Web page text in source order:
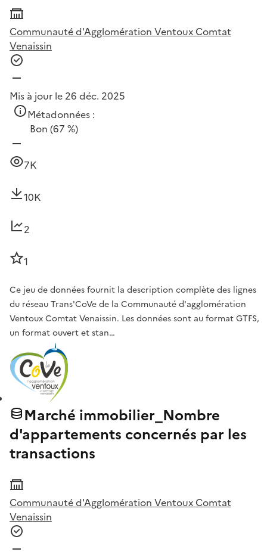
Communauté d'Agglomération Ventoux Comtat
Venaissin
Mis à jour le 26 déc. 2025
Métadonnées :
Bon (67 %)
7K
10K
2
1
Ce jeu de données fournit la description complète des lignes
du réseau Trans'CoVe de la Communauté d'agglomération
Ventoux Comtat Venaissin. Les données sont au format GTFS,
un format ouvert et stan…
Marché immobilier_Nombre
d'appartements concernés par les
transactions
Communauté d'Agglomération Ventoux Comtat
Venaissin